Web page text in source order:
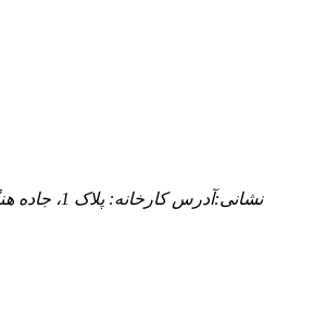
نشانی:آدرس کارخانه: پلاک 1، جاده هنگلونگ، پارک صنعتی تونگی، شهر گوژن، شهر ژونگشان